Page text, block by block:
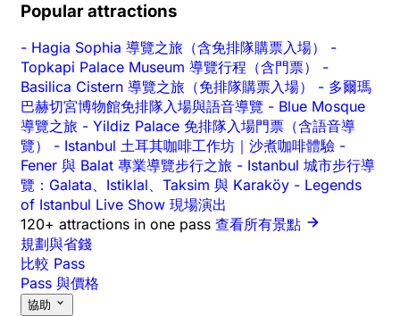
Popular attractions
- Hagia Sophia 導覽之旅（含免排隊購票入場） -
Topkapi Palace Museum 導覽行程（含門票） -
Basilica Cistern 導覽之旅（免排隊購票入場） - 多爾瑪
巴赫切宮博物館免排隊入場與語音導覽 - Blue Mosque
導覽之旅 - Yildiz Palace 免排隊入場門票（含語音導
覽） - Istanbul 土耳其咖啡工作坊｜沙煮咖啡體驗 -
Fener 與 Balat 專業導覽步行之旅 - Istanbul 城市步行導
覽：Galata、Istiklal、Taksim 與 Karaköy - Legends
of Istanbul Live Show 現場演出
120+ attractions in one pass 查看所有景點
規劃與省錢
比較 Pass
Pass 與價格
協助